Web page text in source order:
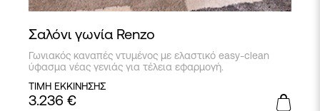
Σαλόνι γωνία Renzo
Γωνιακός καναπές ντυμένος με ελαστικό easy-clean
ύφασμα νέας γενιάς για τέλεια εφαρμογή.
ΤΙΜΗ ΕΚΚΙΝΗΣΗΣ
3.236 €